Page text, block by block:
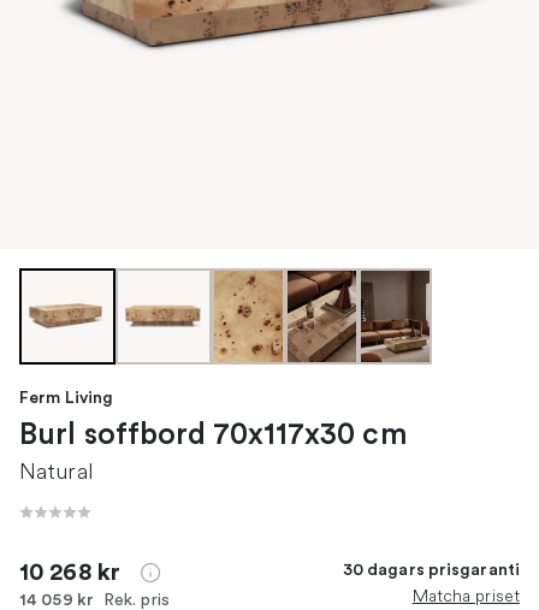
Ferm Living
Burl soffbord 70x117x30 cm
Natural
10 268 kr
14 059 kr Rek. pris
30 dagars prisgaranti
Matcha priset